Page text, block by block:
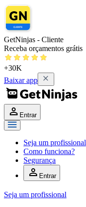
GetNinjas - Cliente
Receba orçamentos grátis
+30K
Baixar app
Entrar
Seja um profissional
Como funciona?
Segurança
Entrar
Seja um profissional